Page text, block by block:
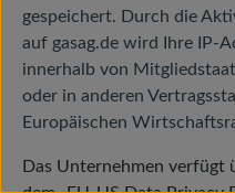
gespeichert. Durch die
auf gasag.de wird Ihre IP-
innerhalb von
oder in anderen
Europäischen
Das Unternehmen verfügt